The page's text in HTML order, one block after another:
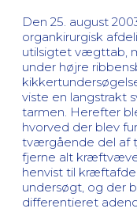
Den 25. august
organkirurgisk
utilsigtet vægttab,
under højre
viste en langstrakt
tarmen. Herefter
hvorved der blev
tværgående del af
fjerne alt
henvist til
undersøgt, og der
differentieret